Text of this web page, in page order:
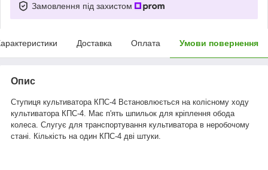
Замовлення під захистом
Доставка Оплата Умови повернення
Опис
Ступиця культиватора КПС-4 Встановлюється на колісному ходу
культиватора КПС-4. Має п'ять шпильок для кріплення обода
колеса. Слугує для транспортування культиватора в неробочому
стані. Кількість на один КПС-4 дві штуки.